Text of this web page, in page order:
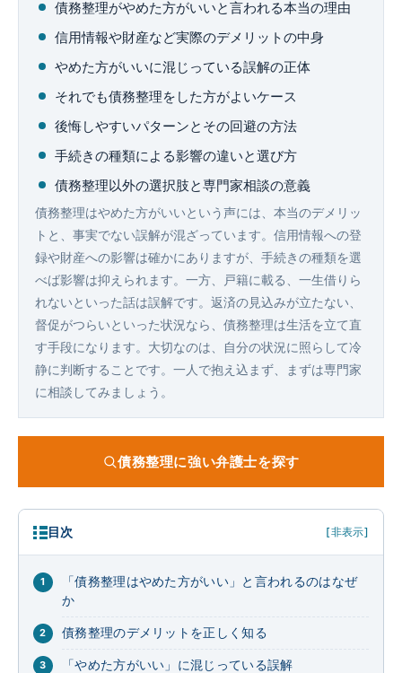
債務整理がやめた方がいいと言われる本当の理由
信用情報や財産など実際のデメリットの中身
やめた方がいいに混じっている誤解の正体
それでも債務整理をした方がよいケース
後悔しやすいパターンとその回避の方法
手続きの種類による影響の違いと選び方
債務整理以外の選択肢と専門家相談の意義
債務整理はやめた方がいいという声には、本当のデメリッ
トと、事実でない誤解が混ざっています。信用情報への登
録や財産への影響は確かにありますが、手続きの種類を選
べば影響は抑えられます。一方、戸籍に載る、一生借りら
れないといった話は誤解です。返済の見込みが立たない、
督促がつらいといった状況なら、債務整理は生活を立て直
す手段になります。大切なのは、自分の状況に照らして冷
静に判断することです。一人で抱え込まず、まずは専門家
に相談してみましょう。
債務整理に強い弁護士を探す
目次 [非表示]
「債務整理はやめた方がいい」と言われるのはなぜ
か
債務整理のデメリットを正しく知る
「やめた方がいい」に混じっている誤解